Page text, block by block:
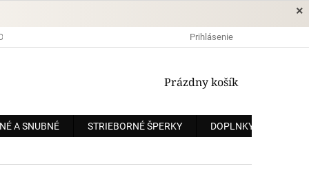
×
A PLATBA OCHRANA OSOBNÝCH ÚDAJOV
Prihlásenie
NÁKUPNÝ
Prázdny košík
A SNUBNÉ STRIEBORNÉ ŠPERKY DOPLNKY